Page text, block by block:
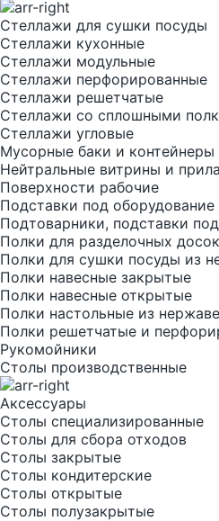
Стеллажи для сушки посуды
Стеллажи кухонные
Стеллажи модульные
Стеллажи перфорированные
Стеллажи решетчатые
Стеллажи со сплошными
Стеллажи угловые
Мусорные баки и контейнеры
Нейтральные витрины и
Поверхности рабочие
Подставки под оборудование
Подтоварники, подставки
Полки для разделочных
Полки для сушки посуды из
Полки навесные закрытые
Полки навесные открытые
Полки настольные из
Полки решетчатые и
Рукомойники
Столы производственные
Аксессуары
Столы специализированные
Столы для сбора отходов
Столы закрытые
Столы кондитерские
Столы открытые
Столы полузакрытые